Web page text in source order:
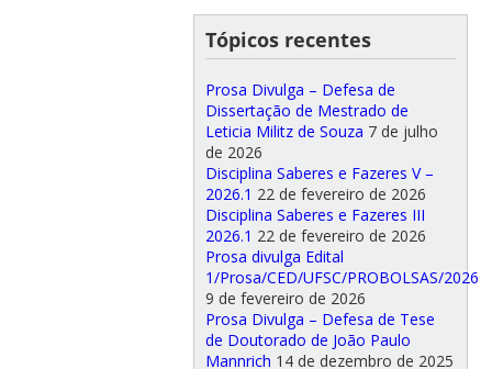
Tópicos recentes
Prosa Divulga – Defesa de
Dissertação de Mestrado de
Leticia Militz de Souza 7 de julho
de 2026
Disciplina Saberes e Fazeres V –
2026.1 22 de fevereiro de 2026
Disciplina Saberes e Fazeres III
2026.1 22 de fevereiro de 2026
Prosa divulga Edital
1/Prosa/CED/UFSC/PROBOLSAS/2026
9 de fevereiro de 2026
Prosa Divulga – Defesa de Tese
de Doutorado de João Paulo
Mannrich 14 de dezembro de 2025